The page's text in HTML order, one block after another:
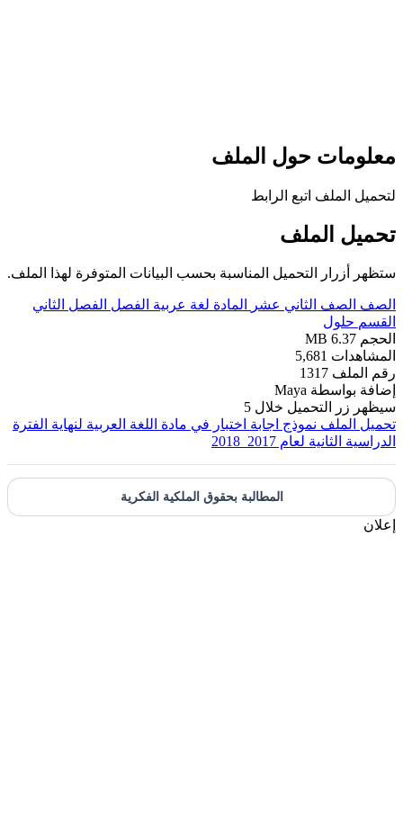
حول الملف
الملف اتبع الرابط
الملف
أزرار التحميل المناسبة بحسب البيانات المتوفرة لهذا الملف.
الصف الثاني عشر المادة لغة عربية الفصل الفصل الثاني
حلول
6.37 MB
5,681
الملف 1317
بواسطة Maya
زر التحميل خلال 5
الملف نموذج اجابة اختبار في مادة اللغة العربية لنهاية الفترة
الثانية لعام 2017_2018
المطالبة بحقوق الملكية الفكرية